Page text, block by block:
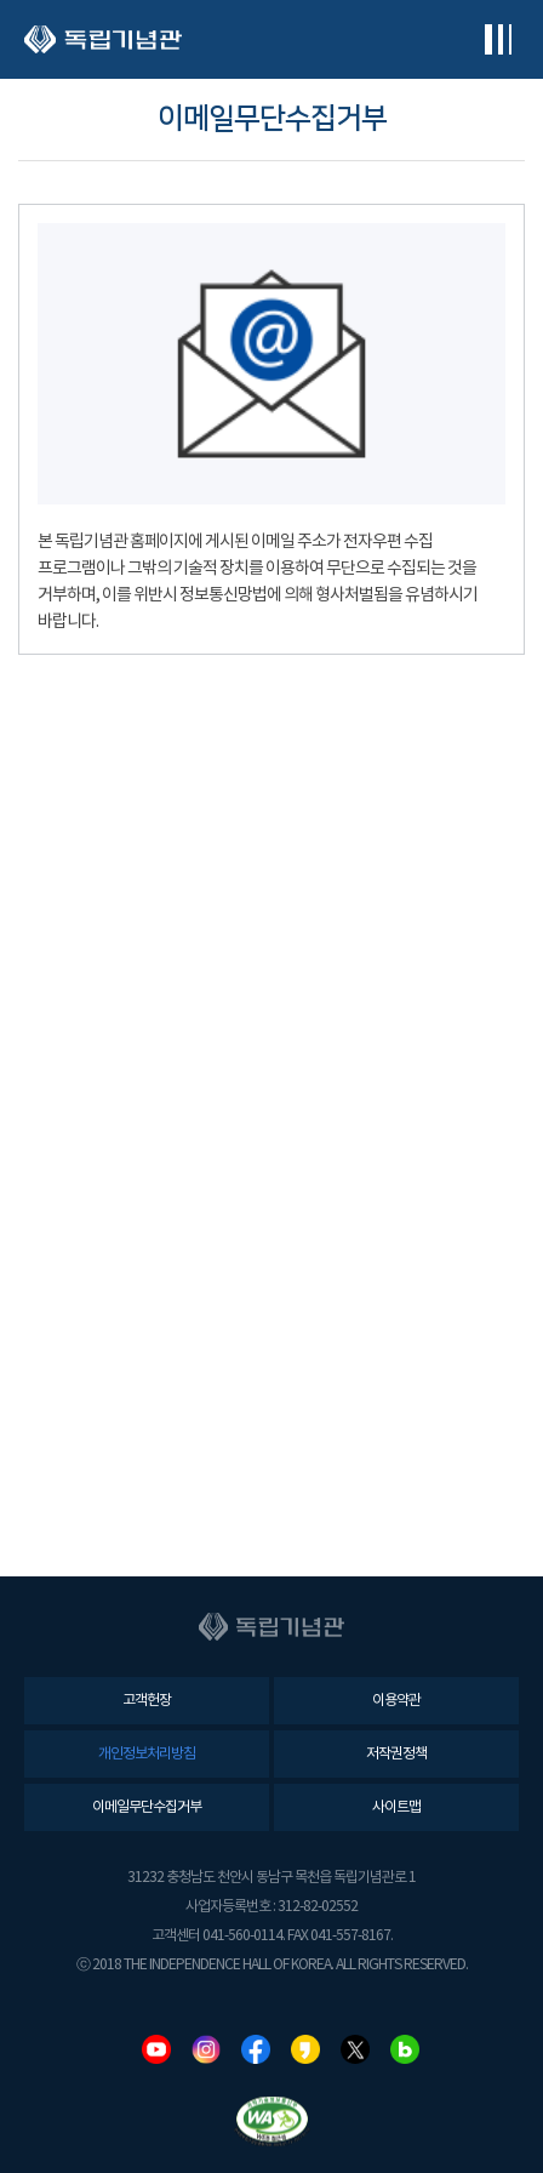
이메일무단수집거부
본 독립기념관 홈페이지에 게시된 이메일 주소가 전자우편 수집
프로그램이나 그밖의 기술적 장치를 이용하여 무단으로 수집되는 것을
거부하며, 이를 위반시 정보통신망법에 의해 형사처벌됨을 유념하시기
바랍니다.
고객헌장 이용약관
개인정보처리방침 저작권정책
이메일무단수집거부 사이트맵
31232 충청남도 천안시 동남구 목천읍 독립기념관로 1
사업자등록번호 : 312-82-02552
고객센터 041-560-0114. FAX 041-557-8167.
ⓒ 2018 THE INDEPENDENCE HALL OF KOREA. ALL RIGHTS RESERVED.